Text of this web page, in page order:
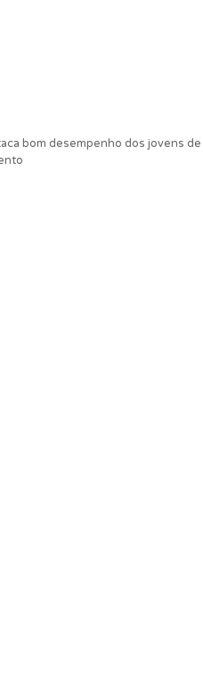
bom desempenho dos jovens de